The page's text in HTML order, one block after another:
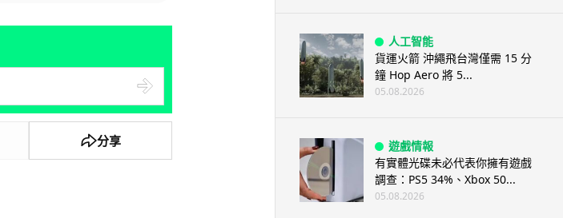
分享
人工智能
貨運火箭 沖繩飛台灣僅需 15 分
鐘 Hop Aero 將 5...
05.08.2026
遊戲情報
有實體光碟未必代表你擁有遊戲
調查：PS5 34%、Xbox 50...
05.08.2026